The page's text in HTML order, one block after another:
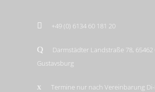
+49 (0) 6134 60 181 20
Darmstädter Landstraße 78, 65462
Gustavsburg
Termine nur nach Vereinbarung